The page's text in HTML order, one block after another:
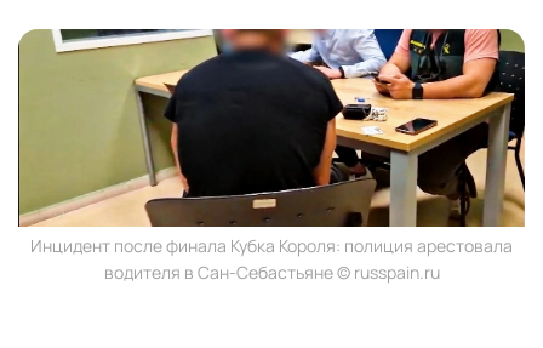
Инцидент после финала Кубка Короля: полиция арестовала
водителя в Сан-Себастьяне © russpain.ru